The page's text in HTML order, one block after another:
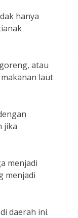
hanya
atau
laut
jika
menjadi
menjadi
daerah ini.